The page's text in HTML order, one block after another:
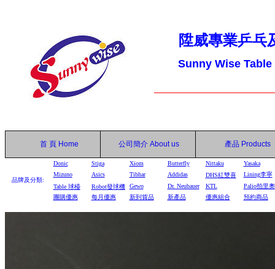
陞威專業乒乓
Sunny Wise
首 頁 Home 公司簡介 About us 產品 Products
品牌及分類:
Donic Stiga Xiom Butterfly Nittaku
Yasaka
Mizuno
Asics Tibhar Addidas DHS紅雙喜
Lining李寧
Table 球檯 Robot發球機 Gewo Dr. Neubauer KTL
Palio拍里奧
團購優惠
每月優惠 新到貨品 新產品 優惠組合 預約商品